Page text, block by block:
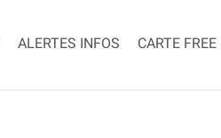
ALERTES INFOS CARTE FREE